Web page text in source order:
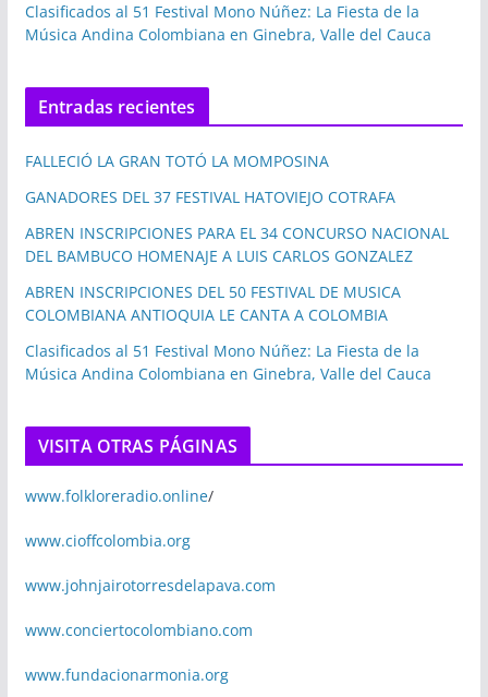
Clasificados al 51 Festival Mono Núñez: La Fiesta de la
Música Andina Colombiana en Ginebra, Valle del Cauca
Entradas recientes
FALLECIÓ LA GRAN TOTÓ LA MOMPOSINA
GANADORES DEL 37 FESTIVAL HATOVIEJO COTRAFA
ABREN INSCRIPCIONES PARA EL 34 CONCURSO NACIONAL
DEL BAMBUCO HOMENAJE A LUIS CARLOS GONZALEZ
ABREN INSCRIPCIONES DEL 50 FESTIVAL DE MUSICA
COLOMBIANA ANTIOQUIA LE CANTA A COLOMBIA
Clasificados al 51 Festival Mono Núñez: La Fiesta de la
Música Andina Colombiana en Ginebra, Valle del Cauca
VISITA OTRAS PÁGINAS
www.folkloreradio.online/
www.cioffcolombia.org
www.johnjairotorresdelapava.com
www.conciertocolombiano.com
www.fundacionarmonia.org